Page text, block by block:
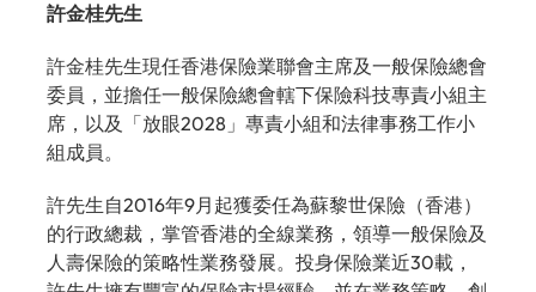
許金桂先生
許金桂先生現任香港保險業聯會主席及一般保險總會
委員，並擔任一般保險總會轄下保險科技專責小組主
席，以及「放眼2028」專責小組和法律事務工作小
組成員。
許先生自2016年9月起獲委任為蘇黎世保險（香港）
的行政總裁，掌管香港的全線業務，領導一般保險及
人壽保險的策略性業務發展。投身保險業近30載，